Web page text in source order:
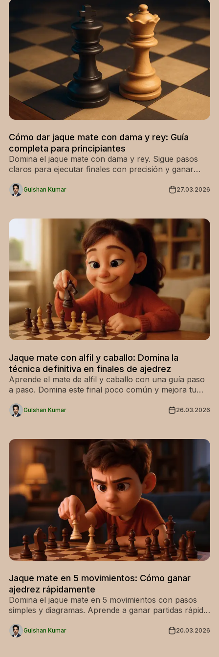
Cómo dar jaque mate con dama y rey: Guía
completa para principiantes
Domina el jaque mate con dama y rey. Sigue pasos
claros para ejecutar finales con precisión y ganar
Gulshan Kumar 27.03.2026
Jaque mate con alfil y caballo: Domina la
técnica definitiva en finales de ajedrez
Aprende el mate de alfil y caballo con una guía paso
a paso. Domina este final poco común y mejora tu
Gulshan Kumar 26.03.2026
Jaque mate en 5 movimientos: Cómo ganar
ajedrez rápidamente
Domina el jaque mate en 5 movimientos con pasos
simples y diagramas. Aprende a ganar partidas rápido
Gulshan Kumar 20.03.2026